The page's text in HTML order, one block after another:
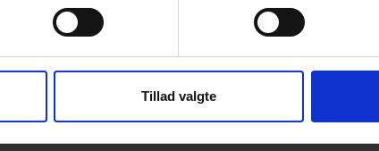
Tillad valgte